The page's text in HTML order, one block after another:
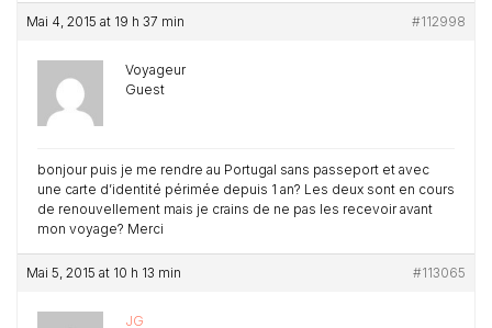
Mai 4, 2015 at 19 h 37 min #112998
Voyageur
Guest
bonjour puis je me rendre au Portugal sans passeport et avec
une carte d’identité périmée depuis 1 an? Les deux sont en cours
de renouvellement mais je crains de ne pas les recevoir avant
mon voyage? Merci
Mai 5, 2015 at 10 h 13 min #113065
JG